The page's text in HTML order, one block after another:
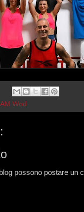
Wod
possono postare un